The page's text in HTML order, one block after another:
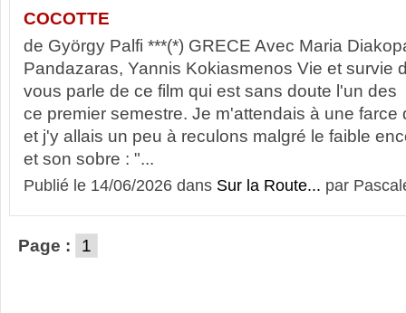
COCOTTE
de György Palfi ***(*) GRECE Avec Maria
Pandazaras, Yannis Kokiasmenos Vie et survie
vous parle de ce film qui est sans doute l'un
ce premier semestre. Je m'attendais à une
et j'y allais un peu à reculons malgré le faible
et son sobre : "...
Publié le 14/06/2026 dans Sur la Route... par
Page : 1